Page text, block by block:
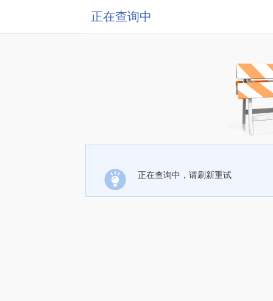
正在查询中
正在查询中，请刷新重试